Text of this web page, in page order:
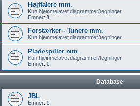
Højttalere mm.
Kun hjemmelavet diagrammer/tegninger
Emner: 3
Forstærker - Tunere mm.
Kun hjemmelavet diagrammer/tegninger
Pladespiller mm.
Kun hjemmelavet diagrammer/tegninger
Emner: 1
Database
JBL
Emner: 1